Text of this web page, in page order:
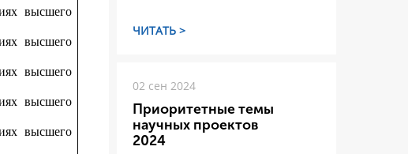
высшего
высшего
высшего
высшего
высшего
ЧИТАТЬ >
02 сен 2024
Приоритетные темы
научных проектов
2024